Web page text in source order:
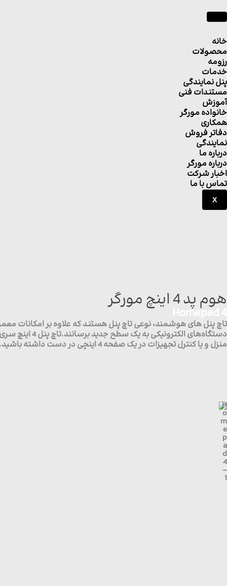
خانه
محصولات
رزومه
خدمات
پنل نمایندگی
مستندات فنی
آموزش
خانواده مورگر
همکاری
دفاتر فروش
نمایندگی
درباره ما
درباره مورگر
اخبار شرکت
تماس با ما
X
هوم پد 4 اینچ مورگر
Homepad 4
تاچ پنل های هوشمند، نوعی تاچ پنل هستند که علاوه بر امکانات
منزل و یا کنترل تجهیزات در یک صفحه 4 اینچی در دست داشته باشید.تاچ پنل 4 اینچی دارای دو رله خروجی برای کنترل روشنایی دارد.